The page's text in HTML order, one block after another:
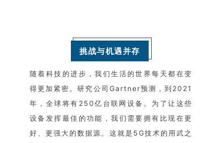
挑战与机遇并存
随着科技的进步，我们生活的世界每天都在变
得更加紧密。研究公司Gartner预测，到2021
年，全球将有250亿台联网设备。为了让这些
设备发挥最佳的功能，我们需要拥有比现在更
好、更强大的数据源。这就是5G技术的用武之